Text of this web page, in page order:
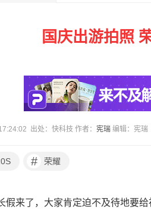
国庆出游拍照
出处：快科技 作者： 宪瑞 编辑：宪瑞
# 荣耀
假来了，大家肯定迫不及待地要